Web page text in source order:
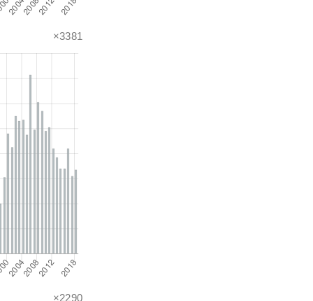
×3381
×2290